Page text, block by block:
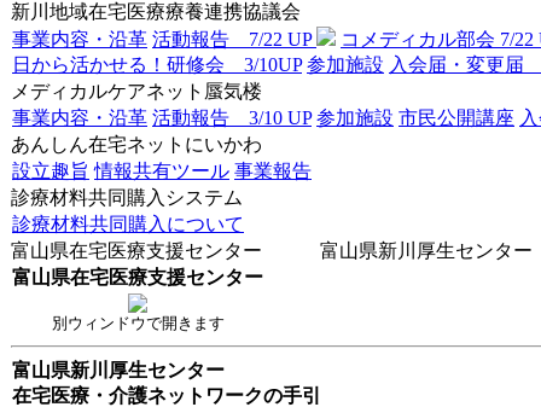
新川地域在宅医療療養連携協議会
事業内容・沿革 活動報告 7/22 UP
コメディカル部会 7/22
日から活かせる！研修会 3/10UP 参加施設 入会届・
メディカルケアネット蜃気楼
事業内容・沿革 活動報告 3/10 UP 参加施設 市民公開講座
あんしん在宅ネットにいかわ
設立趣旨 情報共有ツール 事業報告
診療材料共同購入システム
診療材料共同購入について
富山県在宅医療支援センター 富山県新川厚生センター
富山県在宅医療支援センター
別ウィンドウで開きます
富山県新川厚生センター
在宅医療・介護ネットワークの手引